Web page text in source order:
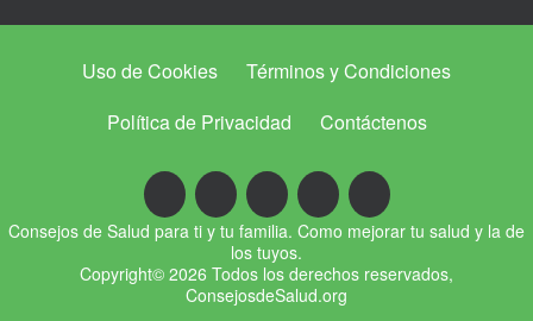
Uso de Cookies
Términos y Condiciones
Política de Privacidad
Contáctenos
Consejos de Salud para ti y tu familia. Como mejorar tu salud y la de
los tuyos.
Copyright© 2026 Todos los derechos reservados,
ConsejosdeSalud.org